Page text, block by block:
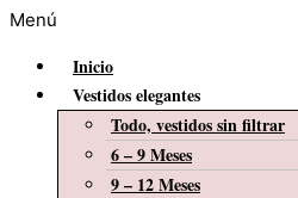
Menú
Inicio
Vestidos elegantes
Todo, vestidos sin filtrar
6 – 9 Meses
9 – 12 Meses